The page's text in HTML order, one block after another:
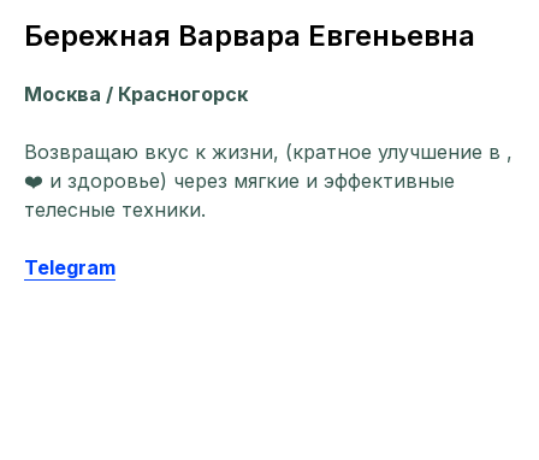
Бережная Варвара Евгеньевна
Москва / Красногорск
Возвращаю вкус к жизни, (кратное улучшение в ,
‍❤️‍ и здоровье) через мягкие и эффективные
телесные техники.
Telegram